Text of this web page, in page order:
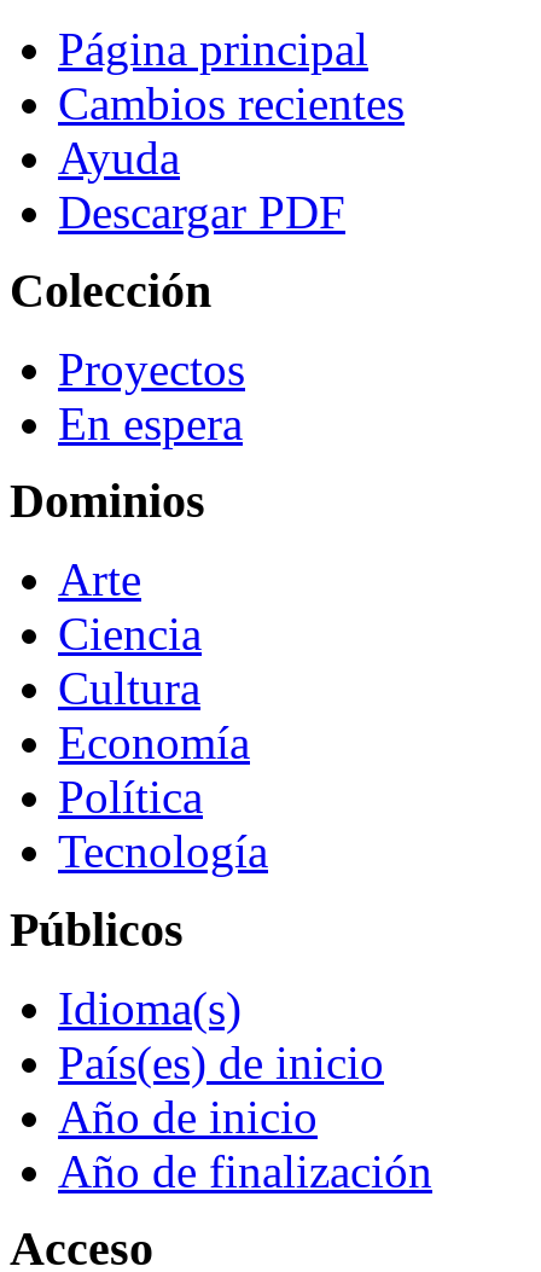
Página principal
Cambios recientes
Ayuda
Descargar PDF
Colección
Proyectos
En espera
Dominios
Arte
Ciencia
Cultura
Economía
Política
Tecnología
Públicos
Idioma(s)
País(es) de inicio
Año de inicio
Año de finalización
Acceso